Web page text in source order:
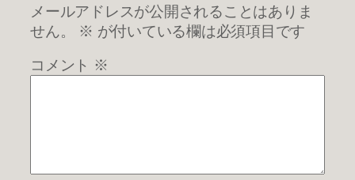
メールアドレスが公開されることはありま
せん。
※ が付いている欄は必須項目です
コメント ※